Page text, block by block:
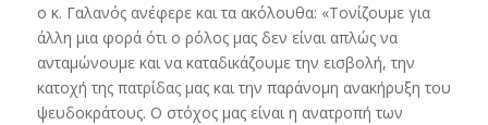
ο κ. Γαλανός ανέφερε και τα ακόλουθα: «Τονίζουμε για
άλλη μια φορά ότι ο ρόλος μας δεν είναι απλώς να
ανταμώνουμε και να καταδικάζουμε την εισβολή, την
κατοχή της πατρίδας μας και την παράνομη ανακήρυξη του
ψευδοκράτους. Ο στόχος μας είναι η ανατροπή των